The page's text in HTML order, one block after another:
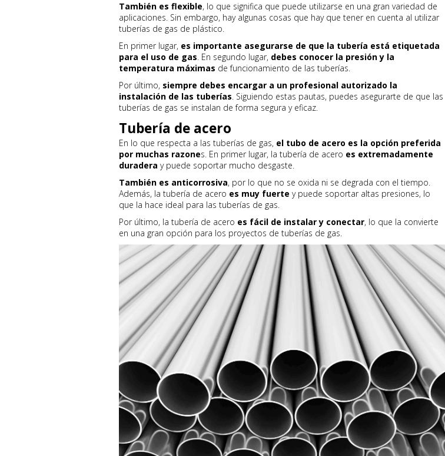
También es flexible, lo que significa que puede utilizarse en una gran variedad de
aplicaciones. Sin embargo, hay algunas cosas que hay que tener en cuenta al utilizar
tuberías de gas de plástico.
En primer lugar, es importante asegurarse de que la tubería está etiquetada
para el uso de gas. En segundo lugar, debes conocer la presión y la
temperatura máximas de funcionamiento de las tuberías.
Por último, siempre debes encargar a un profesional autorizado la
instalación de las tuberías. Siguiendo estas pautas, puedes asegurarte de que las
tuberías de gas se instalan de forma segura y eficaz.
Tubería de acero
En lo que respecta a las tuberías de gas, el tubo de acero es la opción preferida
por muchas razones. En primer lugar, la tubería de acero es extremadamente
duradera y puede soportar mucho desgaste.
También es anticorrosiva, por lo que no se oxida ni se degrada con el tiempo.
Además, la tubería de acero es muy fuerte y puede soportar altas presiones, lo
que la hace ideal para las tuberías de gas.
Por último, la tubería de acero es fácil de instalar y conectar, lo que la convierte
en una gran opción para los proyectos de tuberías de gas.